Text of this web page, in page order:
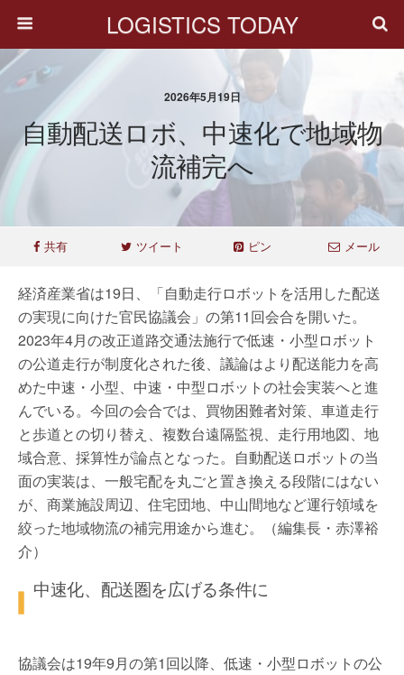
LOGISTICS TODAY
2026年5月19日
自動配送ロボ、中速化で地域物
流補完へ
共有 ツイート ピン メール
経済産業省は19日、「自動走行ロボットを活用した配送
の実現に向けた官民協議会」の第11回会合を開いた。
2023年4月の改正道路交通法施行で低速・小型ロボット
の公道走行が制度化された後、議論はより配送能力を高
めた中速・小型、中速・中型ロボットの社会実装へと進
んでいる。今回の会合では、買物困難者対策、車道走行
と歩道との切り替え、複数台遠隔監視、走行用地図、地
域合意、採算性が論点となった。自動配送ロボットの当
面の実装は、一般宅配を丸ごと置き換える段階にはない
が、商業施設周辺、住宅団地、中山間地など運行領域を
絞った地域物流の補完用途から進む。（編集長・赤澤裕
介）
中速化、配送圏を広げる条件に
協議会は19年9月の第1回以降、低速・小型ロボットの公